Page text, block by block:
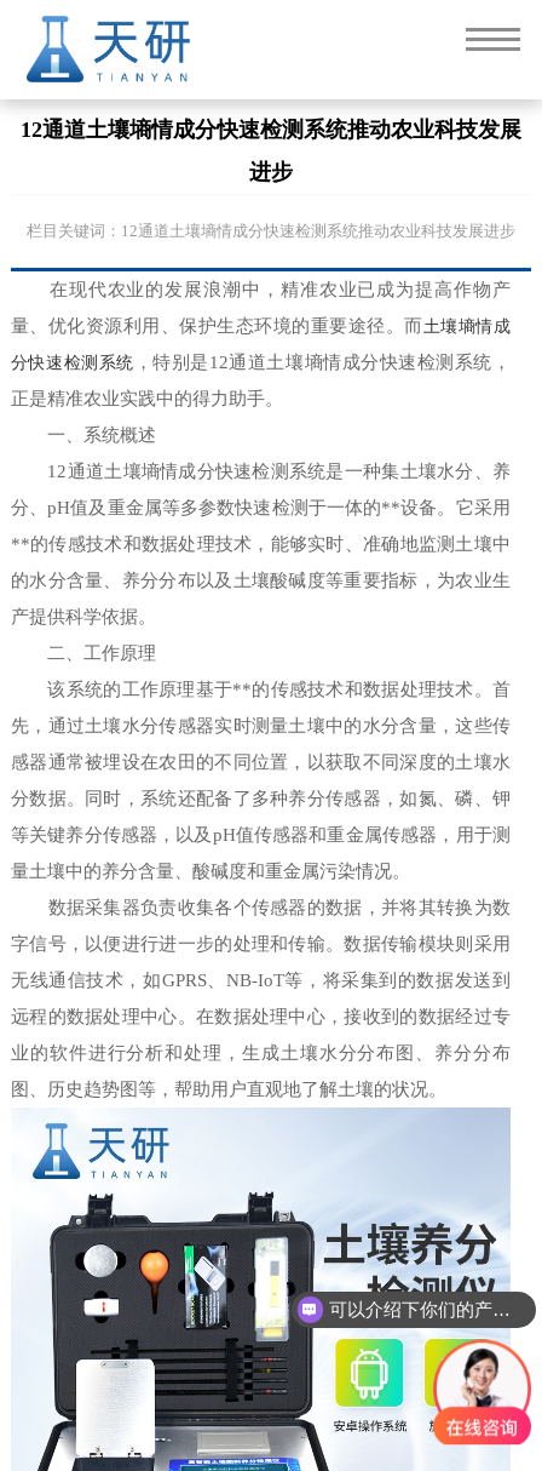
12通道土壤墒情成分快速检测系统推动农业科技发展
进步
栏目关键词：12通道土壤墒情成分快速检测系统推动农业科技发展进步
在现代农业的发展浪潮中，精准农业已成为提高作物产
量、优化资源利用、保护生态环境的重要途径。而土壤墒情成
分快速检测系统 ，特别是12通道土壤墒情成分快速检测系统，
正是精准农业实践中的得力助手。
一、系统概述
12通道土壤墒情成分快速检测系统是一种集土壤水分、养
分、pH值及重金属等多参数快速检测于一体的**设备。它采用
**的传感技术和数据处理技术，能够实时、准确地监测土壤中
的水分含量、养分分布以及土壤酸碱度等重要指标，为农业生
产提供科学依据。
二、工作原理
该系统的工作原理基于**的传感技术和数据处理技术。首
先，通过土壤水分传感器实时测量土壤中的水分含量，这些传
感器通常被埋设在农田的不同位置，以获取不同深度的土壤水
分数据。同时，系统还配备了多种养分传感器，如氮、磷、钾
等关键养分传感器，以及pH值传感器和重金属传感器，用于测
量土壤中的养分含量、酸碱度和重金属污染情况。
数据采集器负责收集各个传感器的数据，并将其转换为数
字信号，以便进行进一步的处理和传输。数据传输模块则采用
无线通信技术，如GPRS、NB-IoT等，将采集到的数据发送到
远程的数据处理中心。在数据处理中心，接收到的数据经过专
业的软件进行分析和处理，生成土壤水分分布图、养分分布
图、历史趋势图等，帮助用户直观地了解土壤的状况。
可以介绍下你们的产品么